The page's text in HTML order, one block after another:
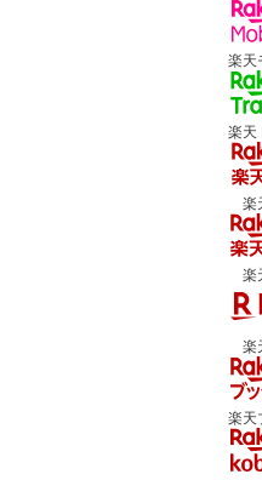
楽天
楽天
楽
楽
楽
楽天